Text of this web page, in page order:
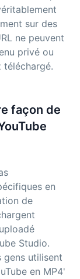
sur des
ne peuvent
privé ou
téléchargé.
façon de
en
de
Studio.
gens utilisent
en MP4'